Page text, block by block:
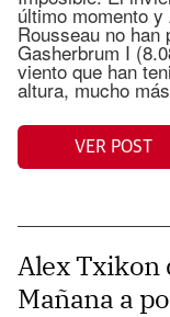
último momento
Rousseau no han
Gasherbrum I
viento que han
altura, mucho
VER POST
Alex Txikon
Mañana a